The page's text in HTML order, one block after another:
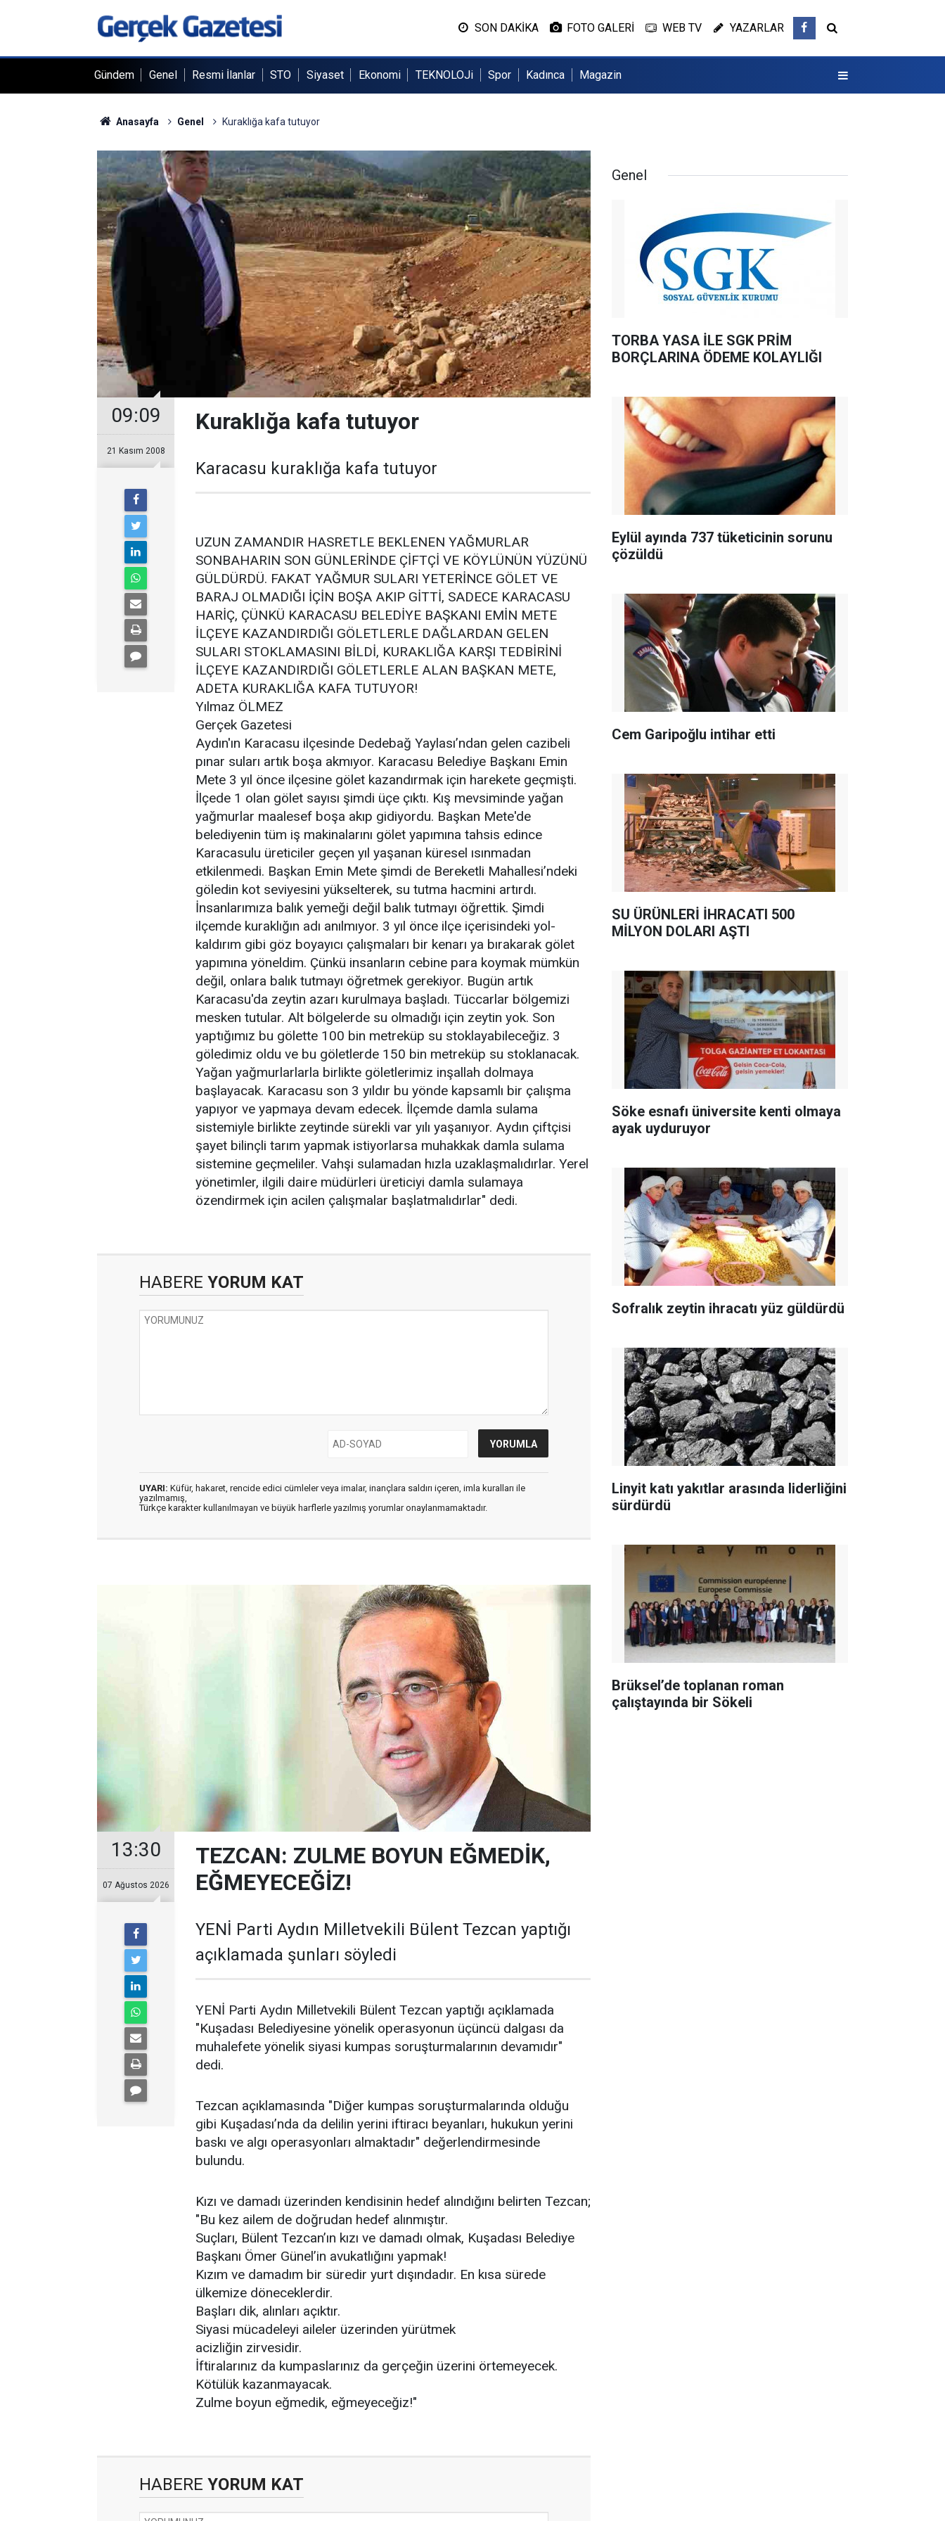
SON DAKİKA FOTO GALERİ WEB TV YAZARLAR
Gündem Genel Resmi İlanlar STO Siyaset Ekonomi TEKNOLOJi Spor Kadınca Magazin
Anasayfa Genel Kuraklığa kafa tutuyor
09:09
21 Kasım 2008
Kuraklığa kafa tutuyor
Karacasu kuraklığa kafa tutuyor
UZUN ZAMANDIR HASRETLE BEKLENEN YAĞMURLAR
SONBAHARIN SON GÜNLERİNDE ÇİFTÇİ VE KÖYLÜNÜN YÜZÜNÜ
GÜLDÜRDÜ. FAKAT YAĞMUR SULARI YETERİNCE GÖLET VE
BARAJ OLMADIĞI İÇİN BOŞA AKIP GİTTİ, SADECE KARACASU
HARİÇ, ÇÜNKÜ KARACASU BELEDİYE BAŞKANI EMİN METE
İLÇEYE KAZANDIRDIĞI GÖLETLERLE DAĞLARDAN GELEN
SULARI STOKLAMASINI BİLDİ, KURAKLIĞA KARŞI TEDBİRİNİ
İLÇEYE KAZANDIRDIĞI GÖLETLERLE ALAN BAŞKAN METE,
ADETA KURAKLIĞA KAFA TUTUYOR!
Yılmaz ÖLMEZ
Gerçek Gazetesi
Aydın'ın Karacasu ilçesinde Dedebağ Yaylası’ndan gelen cazibeli
pınar suları artık boşa akmıyor. Karacasu Belediye Başkanı Emin
Mete 3 yıl önce ilçesine gölet kazandırmak için harekete geçmişti.
İlçede 1 olan gölet sayısı şimdi üçe çıktı. Kış mevsiminde yağan
yağmurlar maalesef boşa akıp gidiyordu. Başkan Mete'de
belediyenin tüm iş makinalarını gölet yapımına tahsis edince
Karacasulu üreticiler geçen yıl yaşanan küresel ısınmadan
etkilenmedi. Başkan Emin Mete şimdi de Bereketli Mahallesi’ndeki
göledin kot seviyesini yükselterek, su tutma hacmini artırdı.
İnsanlarımıza balık yemeği değil balık tutmayı öğrettik. Şimdi
ilçemde kuraklığın adı anılmıyor. 3 yıl önce ilçe içerisindeki yol-
kaldırım gibi göz boyayıcı çalışmaları bir kenarı ya bırakarak gölet
yapımına yöneldim. Çünkü insanların cebine para koymak mümkün
değil, onlara balık tutmayı öğretmek gerekiyor. Bugün artık
Karacasu'da zeytin azarı kurulmaya başladı. Tüccarlar bölgemizi
mesken tutular. Alt bölgelerde su olmadığı için zeytin yok. Son
yaptığımız bu gölette 100 bin metreküp su stoklayabileceğiz. 3
göledimiz oldu ve bu göletlerde 150 bin metreküp su stoklanacak.
Yağan yağmurlarlarla birlikte göletlerimiz inşallah dolmaya
başlayacak. Karacasu son 3 yıldır bu yönde kapsamlı bir çalışma
yapıyor ve yapmaya devam edecek. İlçemde damla sulama
sistemiyle birlikte zeytinde sürekli var yılı yaşanıyor. Aydın çiftçisi
şayet bilinçli tarım yapmak istiyorlarsa muhakkak damla sulama
sistemine geçmeliler. Vahşi sulamadan hızla uzaklaşmalıdırlar. Yerel
yönetimler, ilgili daire müdürleri üreticiyi damla sulamaya
özendirmek için acilen çalışmalar başlatmalıdırlar" dedi.
HABERE YORUM KAT
UYARI: Küfür, hakaret, rencide edici cümleler veya imalar, inançlara saldırı içeren, imla kuralları ile
yazılmamış,
Türkçe karakter kullanılmayan ve büyük harflerle yazılmış yorumlar onaylanmamaktadır.
13:30
07 Ağustos 2026
TEZCAN: ZULME BOYUN EĞMEDİK,
EĞMEYECEĞİZ!
YENİ Parti Aydın Milletvekili Bülent Tezcan yaptığı
açıklamada şunları söyledi
YENİ Parti Aydın Milletvekili Bülent Tezcan yaptığı açıklamada
"Kuşadası Belediyesine yönelik operasyonun üçüncü dalgası da
muhalefete yönelik siyasi kumpas soruşturmalarının devamıdır"
dedi.
Tezcan açıklamasında "Diğer kumpas soruşturmalarında olduğu
gibi Kuşadası’nda da delilin yerini iftiracı beyanları, hukukun yerini
baskı ve algı operasyonları almaktadır" değerlendirmesinde
bulundu.
Kızı ve damadı üzerinden kendisinin hedef alındığını belirten Tezcan;
"Bu kez ailem de doğrudan hedef alınmıştır.
Suçları, Bülent Tezcan’ın kızı ve damadı olmak, Kuşadası Belediye
Başkanı Ömer Günel’in avukatlığını yapmak!
Kızım ve damadım bir süredir yurt dışındadır. En kısa sürede
ülkemize döneceklerdir.
Başları dik, alınları açıktır.
Siyasi mücadeleyi aileler üzerinden yürütmek
acizliğin zirvesidir.
İftiralarınız da kumpaslarınız da gerçeğin üzerini örtemeyecek.
Kötülük kazanmayacak.
Zulme boyun eğmedik, eğmeyeceğiz!"
HABERE YORUM KAT
Genel
TORBA YASA İLE SGK PRİM
BORÇLARINA ÖDEME KOLAYLIĞI
Eylül ayında 737 tüketicinin sorunu
çözüldü
Cem Garipoğlu intihar etti
SU ÜRÜNLERİ İHRACATI 500
MİLYON DOLARI AŞTI
Söke esnafı üniversite kenti olmaya
ayak uyduruyor
Sofralık zeytin ihracatı yüz güldürdü
Linyit katı yakıtlar arasında liderliğini
sürdürdü
Brüksel’de toplanan roman
çalıştayında bir Sökeli